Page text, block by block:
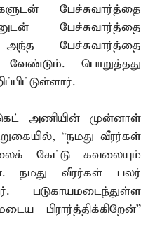
பேச்சுவார்த்தை
பேச்சுவார்த்தை
பேச்சுவார்த்தை
பொறுத்தது
அணியின் முன்னாள்
“நமது வீரர்கள்
கேட்டு கவலையும்
நமது வீரர்கள் பலர்
பிரார்த்திக்கிறேன்”